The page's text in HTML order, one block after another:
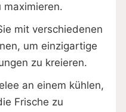
mit verschiedenen
um einzigartige
zu kreieren.
an einem kühlen,
Frische zu